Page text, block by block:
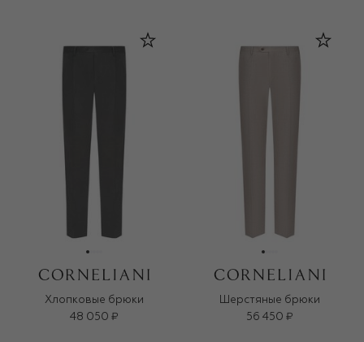
Хлопковые брюки
48 050 ₽
Шерстяные брюки
56 450 ₽